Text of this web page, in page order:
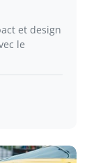
et design
le